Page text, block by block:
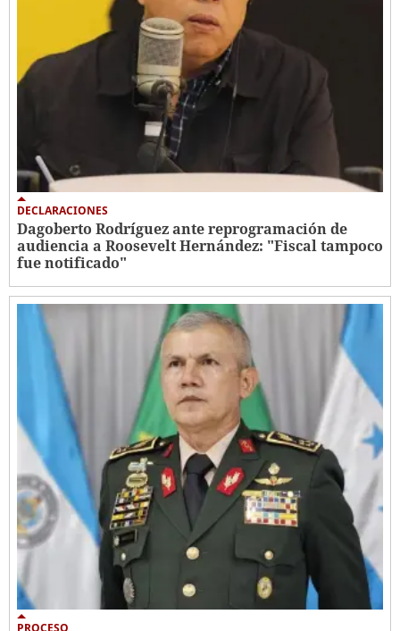
DECLARACIONES
Dagoberto Rodríguez ante reprogramación de
audiencia a Roosevelt Hernández: "Fiscal tampoco
fue notificado"
PROCESO